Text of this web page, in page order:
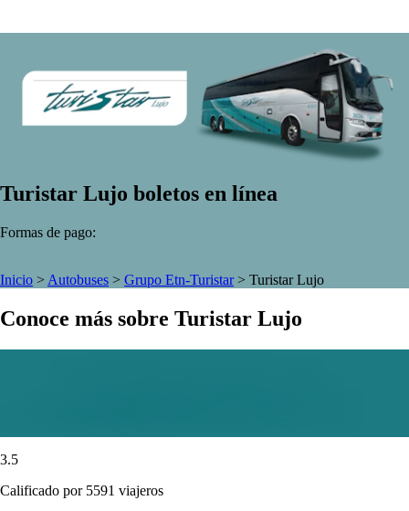
Turistar Lujo boletos en línea
Formas de pago:
Inicio > Autobuses > Grupo Etn-Turistar> Turistar Lujo
Conoce más sobre Turistar Lujo
3.5
Calificado por 5591 viajeros